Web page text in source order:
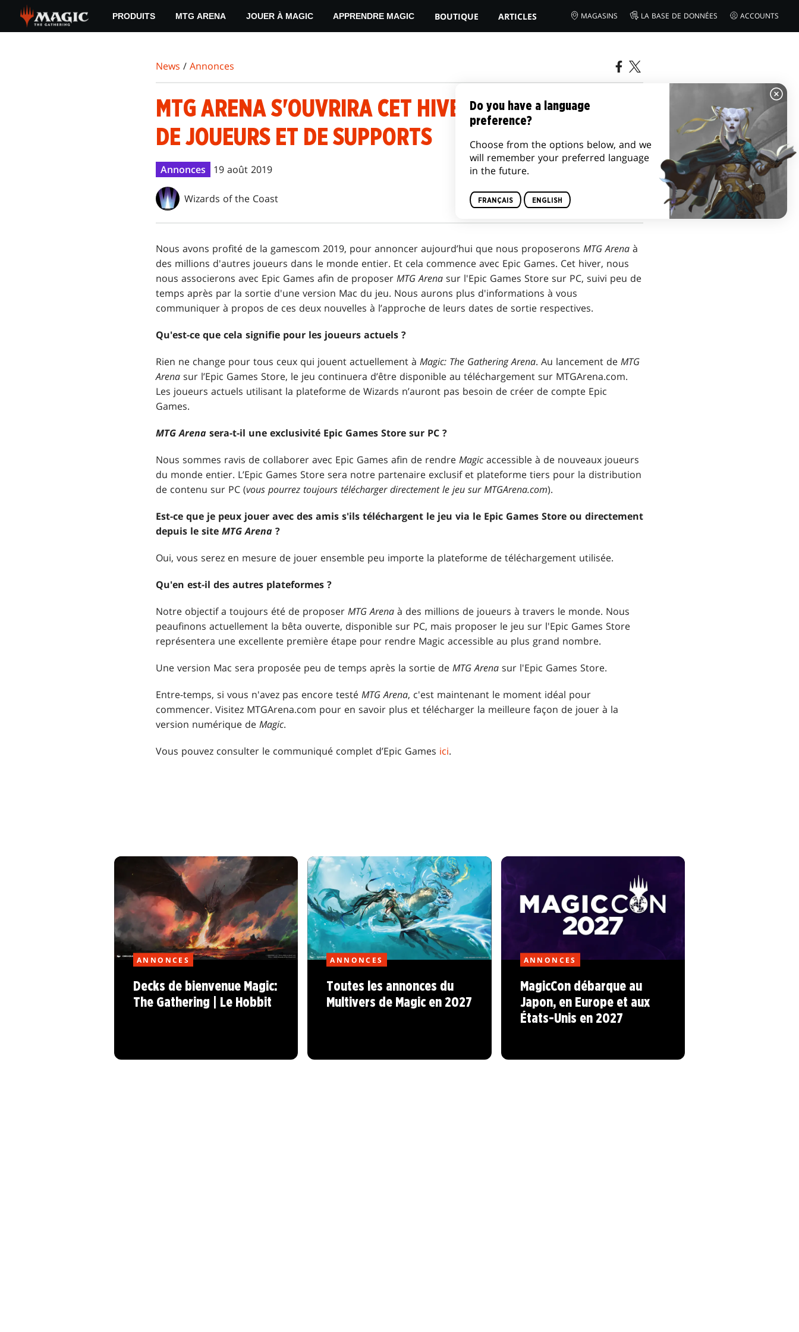
main
PRODUITS MTG ARENA JOUER À MAGIC APPRENDRE MAGIC BOUTIQUE ARTICLES MAGASINS LA BASE DE DONNÉES ACCOUNTS
News / Annonces
MTG ARENA S'OUVRIRA CET HIVER À DAVANTAGE
DE JOUEURS ET DE SUPPORTS
Annonces 19 août 2019
Wizards of the Coast
Nous avons profité de la gamescom 2019, pour annoncer aujourd’hui que nous proposerons MTG Arena à
des millions d'autres joueurs dans le monde entier. Et cela commence avec Epic Games. Cet hiver, nous
nous associerons avec Epic Games afin de proposer MTG Arena sur l'Epic Games Store sur PC, suivi peu de
temps après par la sortie d'une version Mac du jeu. Nous aurons plus d'informations à vous
communiquer à propos de ces deux nouvelles à l’approche de leurs dates de sortie respectives.
Qu'est-ce que cela signifie pour les joueurs actuels ?
Rien ne change pour tous ceux qui jouent actuellement à Magic: The Gathering Arena. Au lancement de MTG
Arena sur l’Epic Games Store, le jeu continuera d’être disponible au téléchargement sur MTGArena.com.
Les joueurs actuels utilisant la plateforme de Wizards n’auront pas besoin de créer de compte Epic
Games.
MTG Arena sera-t-il une exclusivité Epic Games Store sur PC ?
Nous sommes ravis de collaborer avec Epic Games afin de rendre Magic accessible à de nouveaux joueurs
du monde entier. L’Epic Games Store sera notre partenaire exclusif et plateforme tiers pour la distribution
de contenu sur PC (vous pourrez toujours télécharger directement le jeu sur MTGArena.com).
Est-ce que je peux jouer avec des amis s'ils téléchargent le jeu via le Epic Games Store ou directement
depuis le site MTG Arena ?
Oui, vous serez en mesure de jouer ensemble peu importe la plateforme de téléchargement utilisée.
Qu'en est-il des autres plateformes ?
Notre objectif a toujours été de proposer MTG Arena à des millions de joueurs à travers le monde. Nous
peaufinons actuellement la bêta ouverte, disponible sur PC, mais proposer le jeu sur l'Epic Games Store
représentera une excellente première étape pour rendre Magic accessible au plus grand nombre.
Une version Mac sera proposée peu de temps après la sortie de MTG Arena sur l'Epic Games Store.
Entre-temps, si vous n'avez pas encore testé MTG Arena, c'est maintenant le moment idéal pour
commencer. Visitez MTGArena.com pour en savoir plus et télécharger la meilleure façon de jouer à la
version numérique de Magic.
Vous pouvez consulter le communiqué complet d’Epic Games ici.
ANNONCES
Decks de bienvenue Magic:
The Gathering | Le Hobbit
ANNONCES
Toutes les annonces du
Multivers de Magic en 2027
ANNONCES
MagicCon débarque au
Japon, en Europe et aux
États-Unis en 2027
Do you have a language
preference?
Choose from the options below, and we
will remember your preferred language
in the future.
FRANÇAIS ENGLISH